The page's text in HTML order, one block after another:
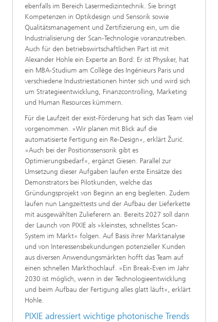
ebenfalls im Bereich Lasermedizintechnik. Sie bringt
Kompetenzen in Optikdesign und Sensorik sowie
Qualitätsmanagement und Zertifizierung ein, um die
Industrialisierung der Scan-Technologie voranzutreiben.
Auch für den betriebswirtschaftlichen Part ist mit
Alexander Hohle ein Experte an Bord: Er ist Physiker, hat
ein MBA-Studium am Collège des Ingénieurs Paris und
verschiedene Industriestationen hinter sich und wird sich
um Strategieentwicklung, Finanzcontrolling, Marketing
und Human Resources kümmern.
Für die Laufzeit der exist-Förderung hat sich das Team viel
vorgenommen. »Wir planen mit Blick auf die
automatisierte Fertigung ein Re-Design«, erklärt Žurić.
»Auch bei der Positionssensorik gibt es
Optimierungsbedarf«, ergänzt Giesen. Parallel zur
Umsetzung dieser Aufgaben laufen erste Einsätze des
Demonstrators bei Pilotkunden, welche das
Gründungsprojekt von Beginn an eng begleiten. Zudem
laufen nun Langzeittests und der Aufbau der Lieferkette
mit ausgewählten Zulieferern an. Bereits 2027 soll dann
der Launch von PIXIE als »kleinstes, schnellstes Scan-
System im Markt« folgen. Auf Basis ihrer Marktanalyse
und von Interessensbekundungen potenzieller Kunden
aus diversen Anwendungsmärkten hofft das Team auf
einen schnellen Markthochlauf. »Ein Break-Even im Jahr
2030 ist möglich, wenn in der Technologieentwicklung
und beim Aufbau der Fertigung alles glatt läuft«, erklärt
Hohle.
PIXIE adressiert wichtige photonische Trends